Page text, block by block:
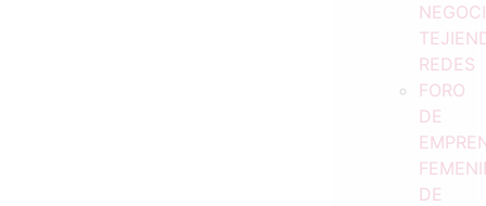
REDES
FORO
DE
DE